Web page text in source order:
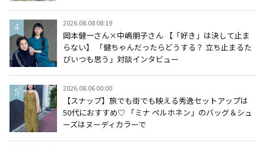
2026.08.08 08:19
岡本健一さん×中嶋朋子さん 【「好き」は決して止ま
らない】 「健ちゃんだったらどうする？ 立ち止まるた
びいつも思う」対談インタビュー
2026.08.06 00:00
【スナップ】旅でも街でも映える秀逸セットアップは
50代におすすめ♡ 「ミナ ペルホネン」のバッグ＆シュ
ーズはヌーディカラーで